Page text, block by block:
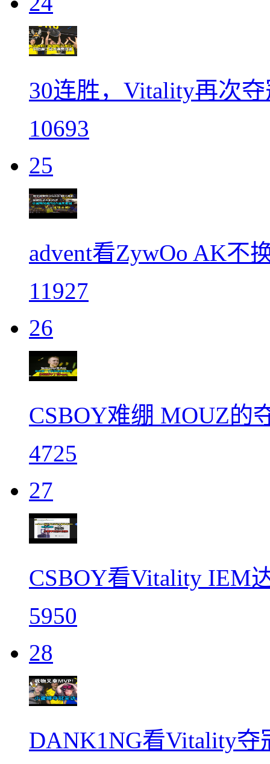
30连胜，Vitality再次
10693
25
advent看ZywOo AK不
11927
26
CSBOY难绷 MOUZ的
4725
27
CSBOY看Vitality IEM
5950
28
DANK1NG看Vitality夺